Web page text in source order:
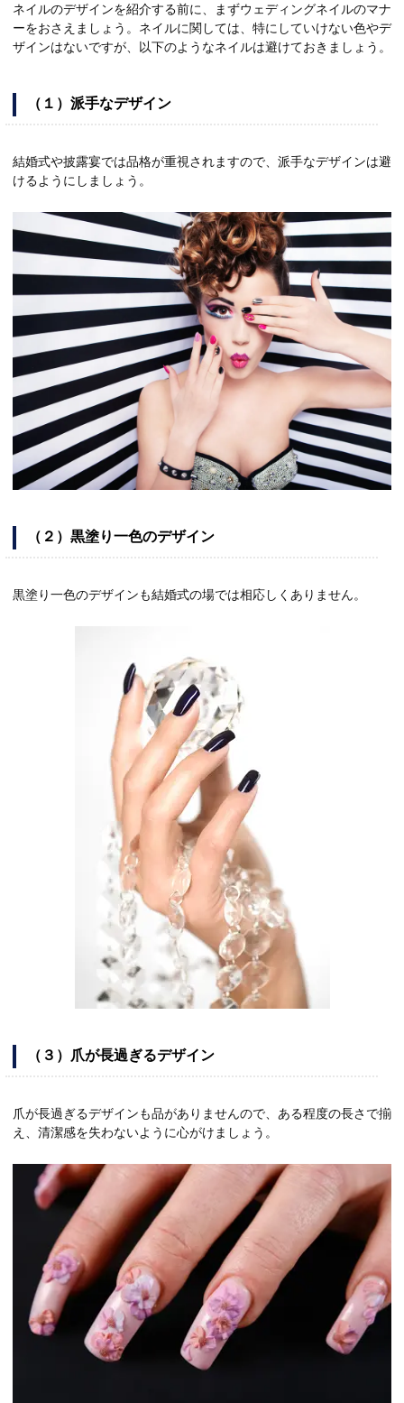
ネイルのデザインを紹介する前に、まずウェディングネイルのマナ
ーをおさえましょう。ネイルに関しては、特にしていけない色やデ
ザインはないですが、以下のようなネイルは避けておきましょう。
（１）派手なデザイン
結婚式や披露宴では品格が重視されますので、派手なデザインは避
けるようにしましょう。
（２）黒塗り一色のデザイン
黒塗り一色のデザインも結婚式の場では相応しくありません。
（３） 爪が長過ぎるデザイン
爪が長過ぎるデザインも品がありませんので、ある程度の長さで揃
え、清潔感を失わないように心がけましょう。